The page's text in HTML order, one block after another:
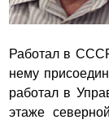
Работал в
нему
работал в
этаже